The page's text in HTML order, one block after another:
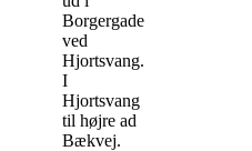
Borgergade
ved
Hjortsvang.
I
Hjortsvang
til højre ad
Bækvej.